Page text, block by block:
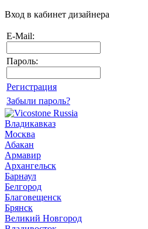
Вход в кабинет дизайнера
E-Mail:
Пароль:
Регистрация
Забыли пароль?
Владикавказ
Москва
Абакан
Армавир
Архангельск
Барнаул
Белгород
Благовещенск
Брянск
Великий Новгород